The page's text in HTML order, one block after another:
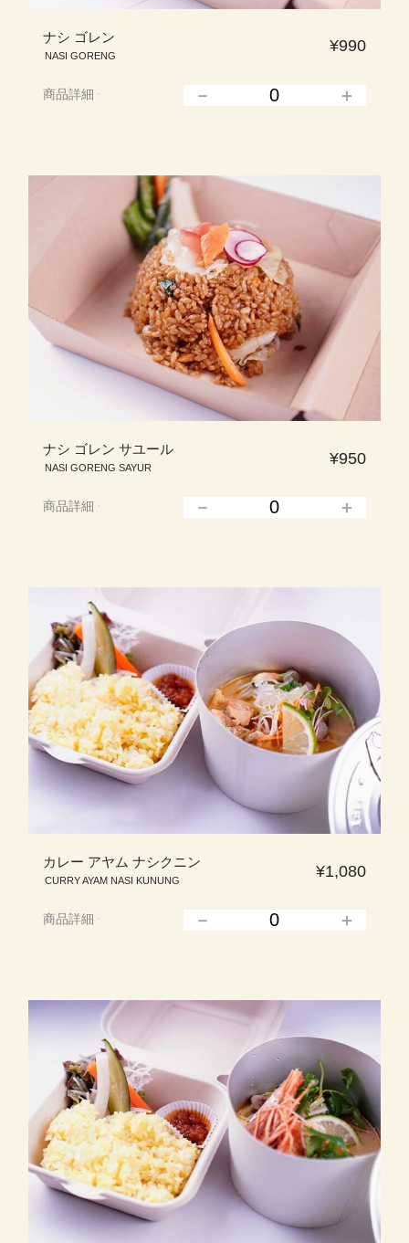
ナシ ゴレン
NASI GORENG
¥990
商品詳細
ナシ ゴレン サユール
NASI GORENG SAYUR
¥950
商品詳細
カレー アヤム ナシクニン
CURRY AYAM NASI KUNUNG
¥1,080
商品詳細 ▲